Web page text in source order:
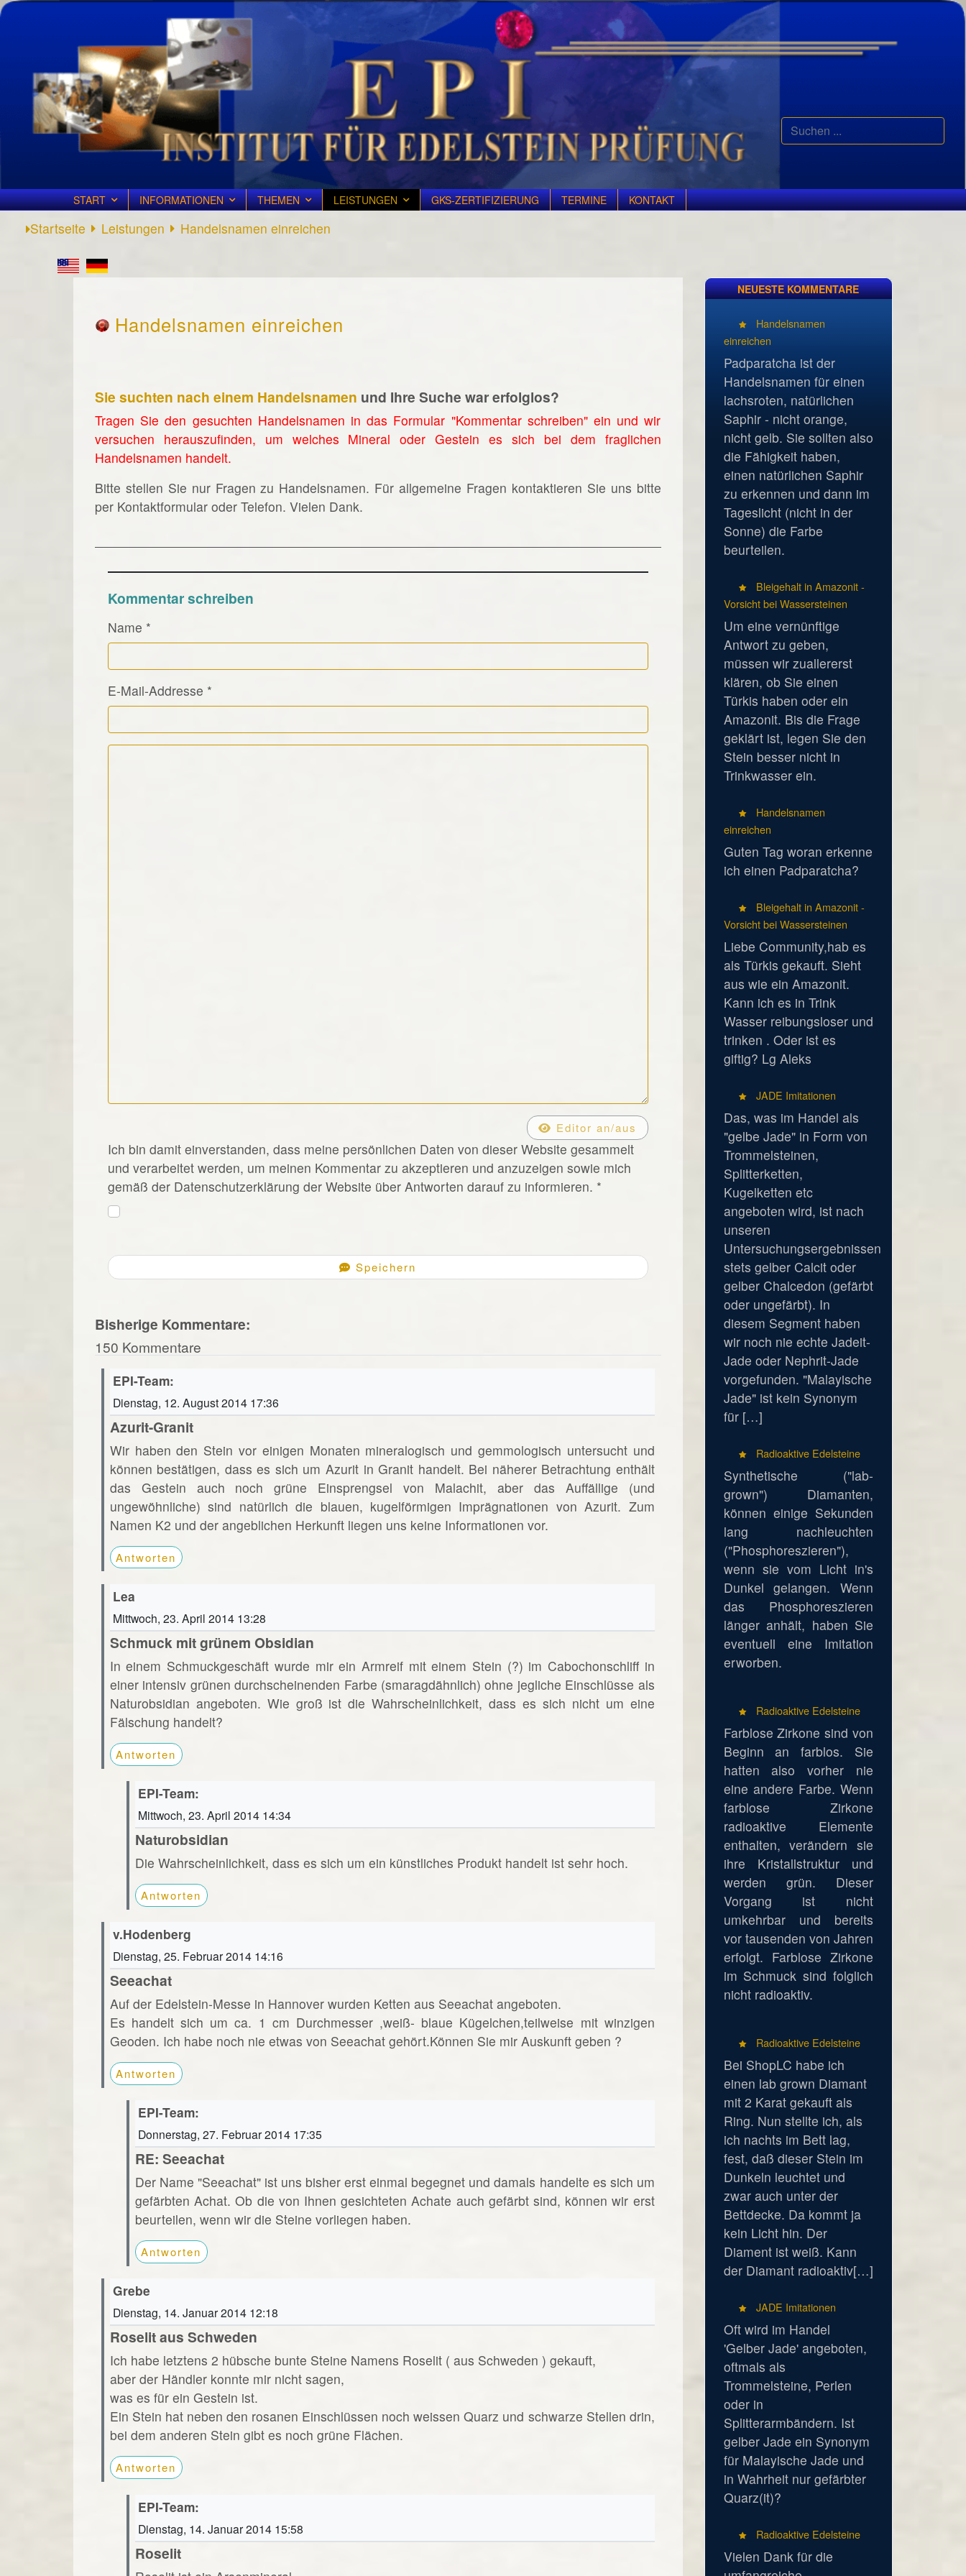
Suchen
...
START INFORMATIONEN THEMEN LEISTUNGEN GKS-ZERTIFIZIERUNG TERMINE KONTAKT
Startseite Leistungen Handelsnamen einreichen
Handelsnamen einreichen
Sie suchten nach einem Handelsnamen und Ihre Suche war erfolglos?
Tragen Sie den gesuchten Handelsnamen in das Formular "Kommentar schreiben" ein und wir
versuchen herauszufinden, um welches Mineral oder Gestein es sich bei dem fraglichen
Handelsnamen handelt.
Bitte stellen Sie nur Fragen zu Handelsnamen. Für allgemeine Fragen kontaktieren Sie uns bitte
per Kontaktformular oder Telefon. Vielen Dank.
Kommentar schreiben
Name *
E-Mail-Addresse *
Kommentar Text
Editor an/aus
Ich bin damit einverstanden, dass meine persönlichen Daten von dieser Website gesammelt
und verarbeitet werden, um meinen Kommentar zu akzeptieren und anzuzeigen sowie mich
gemäß der Datenschutzerklärung der Website über Antworten darauf zu informieren. *
Speichern
Bisherige Kommentare:
150 Kommentare
EPI-Team:
Dienstag, 12. August 2014 17:36
Azurit-Granit
Wir haben den Stein vor einigen Monaten mineralogisch und gemmologisch untersucht und
können bestätigen, dass es sich um Azurit in Granit handelt. Bei näherer Betrachtung enthält
das Gestein auch noch grüne Einsprengsel von Malachit, aber das Auffällige (und
ungewöhnliche) sind natürlich die blauen, kugelförmigen Imprägnationen von Azurit. Zum
Namen K2 und der angeblichen Herkunft liegen uns keine Informationen vor.
Antworten
Lea
Mittwoch, 23. April 2014 13:28
Schmuck mit grünem Obsidian
In einem Schmuckgeschäft wurde mir ein Armreif mit einem Stein (?) im Cabochonschliff in
einer intensiv grünen durchscheinenden Farbe (smaragdähnlich) ohne jegliche Einschlüsse als
Naturobsidian angeboten. Wie groß ist die Wahrscheinlichkeit, dass es sich nicht um eine
Fälschung handelt?
Antworten
EPI-Team:
Mittwoch, 23. April 2014 14:34
Naturobsidian
Die Wahrscheinlichkeit, dass es sich um ein künstliches Produkt handelt ist sehr hoch.
Antworten
v.Hodenberg
Dienstag, 25. Februar 2014 14:16
Seeachat
Auf der Edelstein-Messe in Hannover wurden Ketten aus Seeachat angeboten.
Es handelt sich um ca. 1 cm Durchmesser ,weiß- blaue Kügelchen,teilweise mit winzigen
Geoden. Ich habe noch nie etwas von Seeachat gehört.Können Sie mir Auskunft geben ?
Antworten
EPI-Team:
Donnerstag, 27. Februar 2014 17:35
RE: Seeachat
Der Name "Seeachat" ist uns bisher erst einmal begegnet und damals handelte es sich um
gefärbten Achat. Ob die von Ihnen gesichteten Achate auch gefärbt sind, können wir erst
beurteilen, wenn wir die Steine vorliegen haben.
Antworten
Grebe
Dienstag, 14. Januar 2014 12:18
Roselit aus Schweden
Ich habe letztens 2 hübsche bunte Steine Namens Roselit ( aus Schweden ) gekauft,
aber der Händler konnte mir nicht sagen,
was es für ein Gestein ist.
Ein Stein hat neben den rosanen Einschlüssen noch weissen Quarz und schwarze Stellen drin,
bei dem anderen Stein gibt es noch grüne Flächen.
Antworten
EPI-Team:
Dienstag, 14. Januar 2014 15:58
Roselit
NEUESTE KOMMENTARE
Handelsnamen
einreichen
Padparatcha ist der
Handelsnamen für einen
lachsroten, natürlichen
Saphir - nicht orange,
nicht gelb. Sie sollten also
die Fähigkeit haben,
einen natürlichen Saphir
zu erkennen und dann im
Tageslicht (nicht in der
Sonne) die Farbe
beurteilen.
Bleigehalt in Amazonit -
Vorsicht bei Wassersteinen
Um eine vernünftige
Antwort zu geben,
müssen wir zuallererst
klären, ob Sie einen
Türkis haben oder ein
Amazonit. Bis die Frage
geklärt ist, legen Sie den
Stein besser nicht in
Trinkwasser ein.
Handelsnamen
einreichen
Guten Tag woran erkenne
ich einen Padparatcha?
Bleigehalt in Amazonit -
Vorsicht bei Wassersteinen
Liebe Community,hab es
als Türkis gekauft. Sieht
aus wie ein Amazonit.
Kann ich es in Trink
Wasser reibungsloser und
trinken . Oder ist es
giftig? Lg Aleks
JADE Imitationen
Das, was im Handel als
"gelbe Jade" in Form von
Trommelsteinen,
Splitterketten,
Kugelketten etc
angeboten wird, ist nach
unseren
Untersuchungsergebnissen
stets gelber Calcit oder
gelber Chalcedon (gefärbt
oder ungefärbt). In
diesem Segment haben
wir noch nie echte Jadeit-
Jade oder Nephrit-Jade
vorgefunden. "Malayische
Jade" ist kein Synonym
für […]
Radioaktive Edelsteine
Synthetische ("lab-
grown") Diamanten,
können einige Sekunden
lang nachleuchten
("Phosphoreszieren"),
wenn sie vom Licht in's
Dunkel gelangen. Wenn
das Phosphoreszieren
länger anhält, haben Sie
eventuell eine Imitation
erworben.
Radioaktive Edelsteine
Farblose Zirkone sind von
Beginn an farblos. Sie
hatten also vorher nie
eine andere Farbe. Wenn
farblose Zirkone
radioaktive Elemente
enthalten, verändern sie
ihre Kristallstruktur und
werden grün. Dieser
Vorgang ist nicht
umkehrbar und bereits
vor tausenden von Jahren
erfolgt. Farblose Zirkone
im Schmuck sind folglich
nicht radioaktiv.
Radioaktive Edelsteine
Bei ShopLC habe ich
einen lab grown Diamant
mit 2 Karat gekauft als
Ring. Nun stellte ich, als
ich nachts im Bett lag,
fest, daß dieser Stein im
Dunkeln leuchtet und
zwar auch unter der
Bettdecke. Da kommt ja
kein Licht hin. Der
Diament ist weiß. Kann
der Diamant radioaktiv[…]
JADE Imitationen
Oft wird im Handel
'Gelber Jade' angeboten,
oftmals als
Trommelsteine, Perlen
oder in
Splitterarmbändern. Ist
gelber Jade ein Synonym
für Malayische Jade und
in Wahrheit nur gefärbter
Quarz(it)?
Radioaktive Edelsteine
Vielen Dank für die